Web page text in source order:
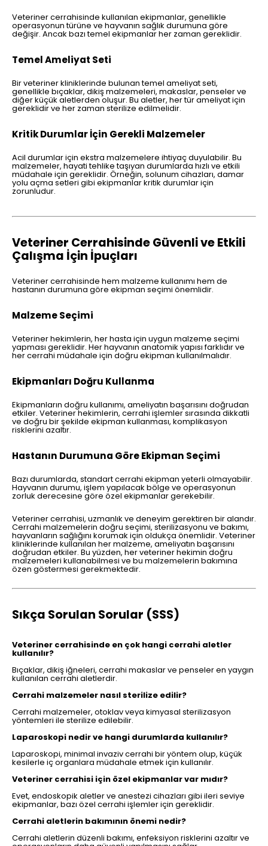
Veteriner cerrahisinde kullanılan ekipmanlar, genellikle
operasyonun türüne ve hayvanın sağlık durumuna göre
değişir. Ancak bazı temel ekipmanlar her zaman gereklidir.
Temel Ameliyat Seti
Bir veteriner kliniklerinde bulunan temel ameliyat seti,
genellikle bıçaklar, dikiş malzemeleri, makaslar, penseler ve
diğer küçük aletlerden oluşur. Bu aletler, her tür ameliyat için
gereklidir ve her zaman sterilize edilmelidir.
Kritik Durumlar İçin Gerekli Malzemeler
Acil durumlar için ekstra malzemelere ihtiyaç duyulabilir. Bu
malzemeler, hayati tehlike taşıyan durumlarda hızlı ve etkili
müdahale için gereklidir. Örneğin, solunum cihazları, damar
yolu açma setleri gibi ekipmanlar kritik durumlar için
zorunludur.
Veteriner Cerrahisinde Güvenli ve Etkili
Çalışma İçin İpuçları
Veteriner cerrahisinde hem malzeme kullanımı hem de
hastanın durumuna göre ekipman seçimi önemlidir.
Malzeme Seçimi
Veteriner hekimlerin, her hasta için uygun malzeme seçimi
yapması gereklidir. Her hayvanın anatomik yapısı farklıdır ve
her cerrahi müdahale için doğru ekipman kullanılmalıdır.
Ekipmanları Doğru Kullanma
Ekipmanların doğru kullanımı, ameliyatın başarısını doğrudan
etkiler. Veteriner hekimlerin, cerrahi işlemler sırasında dikkatli
ve doğru bir şekilde ekipman kullanması, komplikasyon
risklerini azaltır.
Hastanın Durumuna Göre Ekipman Seçimi
Bazı durumlarda, standart cerrahi ekipman yeterli olmayabilir.
Hayvanın durumu, işlem yapılacak bölge ve operasyonun
zorluk derecesine göre özel ekipmanlar gerekebilir.
Veteriner cerrahisi, uzmanlık ve deneyim gerektiren bir alandır.
Cerrahi malzemelerin doğru seçimi, sterilizasyonu ve bakımı,
hayvanların sağlığını korumak için oldukça önemlidir. Veteriner
kliniklerinde kullanılan her malzeme, ameliyatın başarısını
doğrudan etkiler. Bu yüzden, her veteriner hekimin doğru
malzemeleri kullanabilmesi ve bu malzemelerin bakımına
özen göstermesi gerekmektedir.
Sıkça Sorulan Sorular (SSS)
Veteriner cerrahisinde en çok hangi cerrahi aletler
kullanılır?
Bıçaklar, dikiş iğneleri, cerrahi makaslar ve penseler en yaygın
kullanılan cerrahi aletlerdir.
Cerrahi malzemeler nasıl sterilize edilir?
Cerrahi malzemeler, otoklav veya kimyasal sterilizasyon
yöntemleri ile sterilize edilebilir.
Laparoskopi nedir ve hangi durumlarda kullanılır?
Laparoskopi, minimal invaziv cerrahi bir yöntem olup, küçük
kesilerle iç organlara müdahale etmek için kullanılır.
Veteriner cerrahisi için özel ekipmanlar var mıdır?
Evet, endoskopik aletler ve anestezi cihazları gibi ileri seviye
ekipmanlar, bazı özel cerrahi işlemler için gereklidir.
Cerrahi aletlerin bakımının önemi nedir?
Cerrahi aletlerin düzenli bakımı, enfeksiyon risklerini azaltır ve